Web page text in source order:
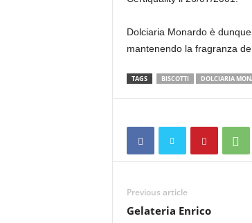
Dolciaria Monardo è
mantenendo la fragranza
TAGS BISCOTTI DOLCIARIA
Previous article
Gelateria Enrico